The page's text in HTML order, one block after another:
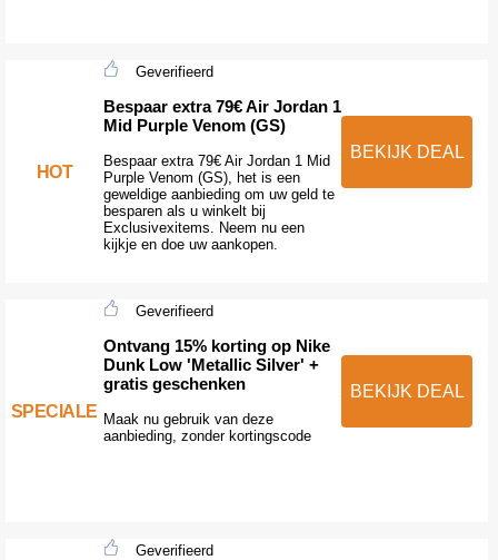
HOT
Geverifieerd
Bespaar extra 79€ Air Jordan 1
Mid Purple Venom (GS)
Bespaar extra 79€ Air Jordan 1 Mid
Purple Venom (GS), het is een
geweldige aanbieding om uw geld te
besparen als u winkelt bij
Exclusivexitems. Neem nu een
kijkje en doe uw aankopen.
BEKIJK DEAL
SPECIALE
Geverifieerd
Ontvang 15% korting op Nike
Dunk Low 'Metallic Silver' +
gratis geschenken
Maak nu gebruik van deze
aanbieding, zonder kortingscode
BEKIJK DEAL
Geverifieerd